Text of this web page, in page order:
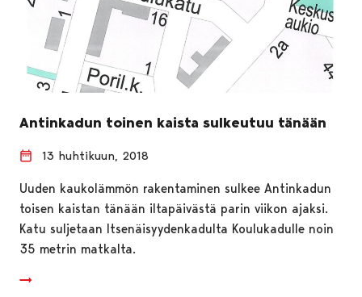
Antinkadun toinen kaista sulkeutuu tänään
13 huhtikuun, 2018
Uuden kaukolämmön rakentaminen sulkee Antinkadun
toisen kaistan tänään iltapäivästä parin viikon ajaksi.
Katu suljetaan Itsenäisyydenkadulta Koulukadulle noin
35 metrin matkalta.